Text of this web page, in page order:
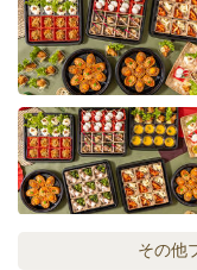
オードブル
23,000円
その他